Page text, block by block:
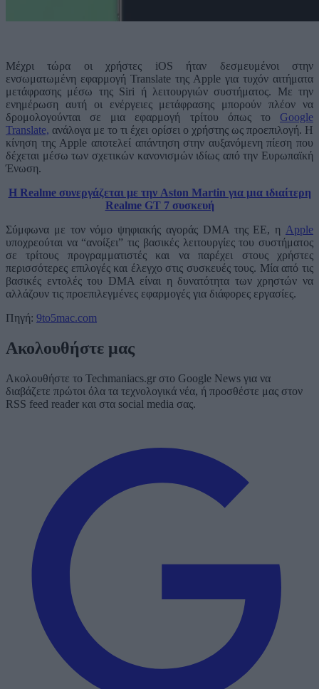
Μέχρι τώρα οι χρήστες iOS ήταν δεσμευμένοι στην
ενσωματωμένη εφαρμογή Translate της Apple για τυχόν αιτήματα
μετάφρασης μέσω της Siri ή λειτουργιών συστήματος. Με την
ενημέρωση αυτή οι ενέργειες μετάφρασης μπορούν πλέον να
δρομολογούνται σε μια εφαρμογή τρίτου όπως το Google
Translate, ανάλογα με το τι έχει ορίσει ο χρήστης ως προεπιλογή. Η
κίνηση της Apple αποτελεί απάντηση στην αυξανόμενη πίεση που
δέχεται μέσω των σχετικών κανονισμών ιδίως από την Ευρωπαϊκή
Ένωση.
Η Realme συνεργάζεται με την Aston Martin για μια ιδιαίτερη
Realme GT 7 συσκευή
Σύμφωνα με τον νόμο ψηφιακής αγοράς DMA της ΕΕ, η Apple
υποχρεούται να “ανοίξει” τις βασικές λειτουργίες του συστήματος
σε τρίτους προγραμματιστές και να παρέχει στους χρήστες
περισσότερες επιλογές και έλεγχο στις συσκευές τους. Μία από τις
βασικές εντολές του DMA είναι η δυνατότητα των χρηστών να
αλλάζουν τις προεπιλεγμένες εφαρμογές για διάφορες εργασίες.
Πηγή: 9to5mac.com
Ακολουθήστε μας
Ακολουθήστε το Techmaniacs.gr στο Google News για να
διαβάζετε πρώτοι όλα τα τεχνολογικά νέα, ή προσθέστε μας στον
RSS feed reader και στα social media σας.